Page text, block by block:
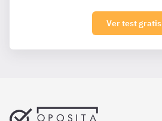
Ver test gratis